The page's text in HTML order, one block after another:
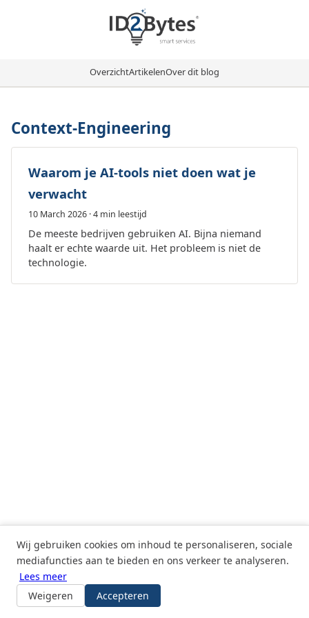
OverzichtArtikelenOver dit blog
Context-Engineering
Waarom je AI-tools niet doen wat je
verwacht
10 March 2026 · 4 min leestijd
De meeste bedrijven gebruiken AI. Bijna niemand
haalt er echte waarde uit. Het probleem is niet de
technologie.
© 2026
Michael Siroen · ZZP · KVK 51879344
Wij gebruiken cookies om inhoud te personaliseren, sociale
mediafuncties aan te bieden en ons verkeer te analyseren.
Lees meer
Weigeren
Accepteren